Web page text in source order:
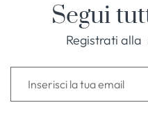
Segui
Registrati alla